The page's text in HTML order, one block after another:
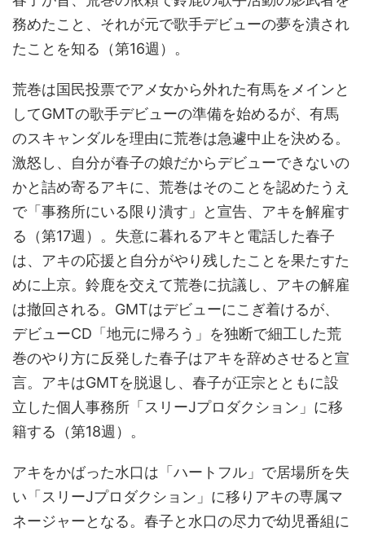
務めたこと、それが元で歌手デビューの夢を潰され
たことを知る（第16週）。
荒巻は国民投票でアメ女から外れた有馬をメインと
してGMTの歌手デビューの準備を始めるが、有馬
のスキャンダルを理由に荒巻は急遽中止を決める。
激怒し、自分が春子の娘だからデビューできないの
かと詰め寄るアキに、荒巻はそのことを認めたうえ
で「事務所にいる限り潰す」と宣告、アキを解雇す
る（第17週）。失意に暮れるアキと電話した春子
は、アキの応援と自分がやり残したことを果たすた
めに上京。鈴鹿を交えて荒巻に抗議し、アキの解雇
は撤回される。GMTはデビューにこぎ着けるが、
デビューCD「地元に帰ろう」を独断で細工した荒
巻のやり方に反発した春子はアキを辞めさせると宣
言。アキはGMTを脱退し、春子が正宗とともに設
立した個人事務所「スリーJプロダクション」に移
籍する（第18週）。
アキをかばった水口は「ハートフル」で居場所を失
い「スリーJプロダクション」に移りアキの専属マ
ネージャーとなる。春子と水口の尽力で幼児番組に